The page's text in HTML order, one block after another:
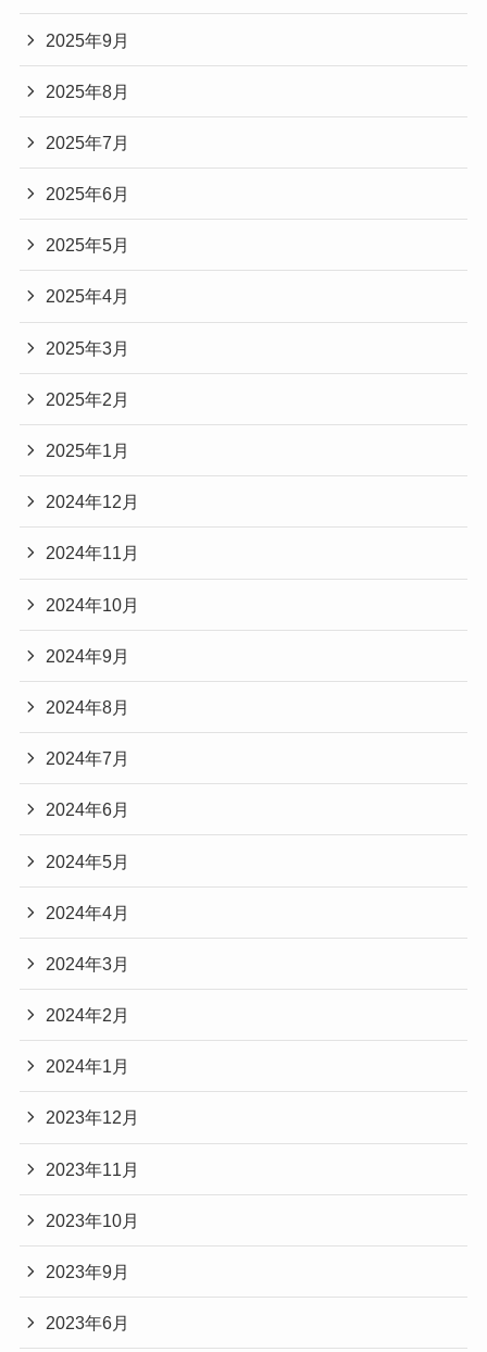
2025年9月
2025年8月
2025年7月
2025年6月
2025年5月
2025年4月
2025年3月
2025年2月
2025年1月
2024年12月
2024年11月
2024年10月
2024年9月
2024年8月
2024年7月
2024年6月
2024年5月
2024年4月
2024年3月
2024年2月
2024年1月
2023年12月
2023年11月
2023年10月
2023年9月
2023年6月